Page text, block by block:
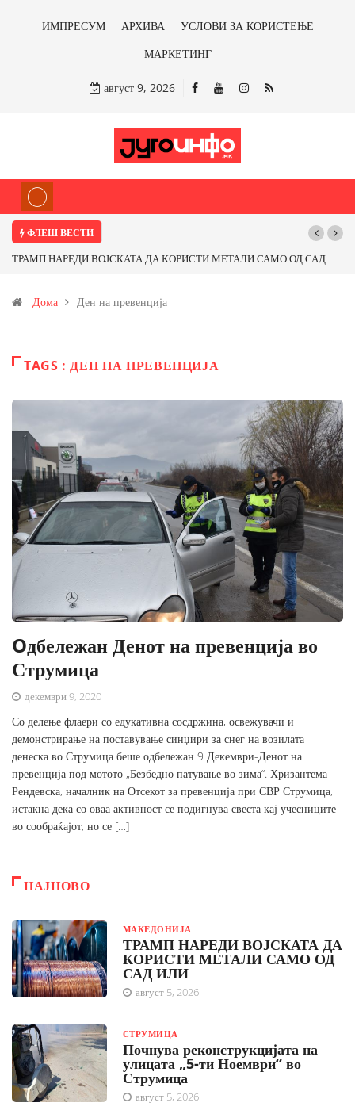
ИМПРЕСУМ АРХИВА
УСЛОВИ ЗА КОРИСТЕЊЕ
МАРКЕТИНГ
август 9, 2026
ФЛЕШ ВЕСТИ
ТРАМП НАРЕДИ ВОЈСКАТА ДА КОРИСТИ МЕТАЛИ САМО ОД САД
Иловица и со антимонот?
Дома Ден на превенција
TAGS : ДЕН НА ПРЕВЕНЦИЈА
Oдбележан Денот на превенција во
Струмица
декември 9, 2020
Со делење флаери со едукативна сосдржина, освежувачи и
демонстрирање на поставување синџири за снег на возилата
денеска во Струмица беше одбележан 9 Декември-Денот на
превенција под мотото „Безбедно патување во зима“. Хризантема
Рендевска, началник на Отсекот за превенција при СВР Струмица,
истакна дека со оваа активност се подигнува свеста кај учесниците
во сообраќајот, но се […]
НАЈНОВО
МАКЕДОНИЈА
ТРАМП НАРЕДИ ВОЈСКАТА ДА
КОРИСТИ МЕТАЛИ САМО ОД
САД ИЛИ
август 5, 2026
СТРУМИЦА
Почнува реконструкцијата на
улицата „5-ти Ноември“ во
Струмица
август 5, 2026